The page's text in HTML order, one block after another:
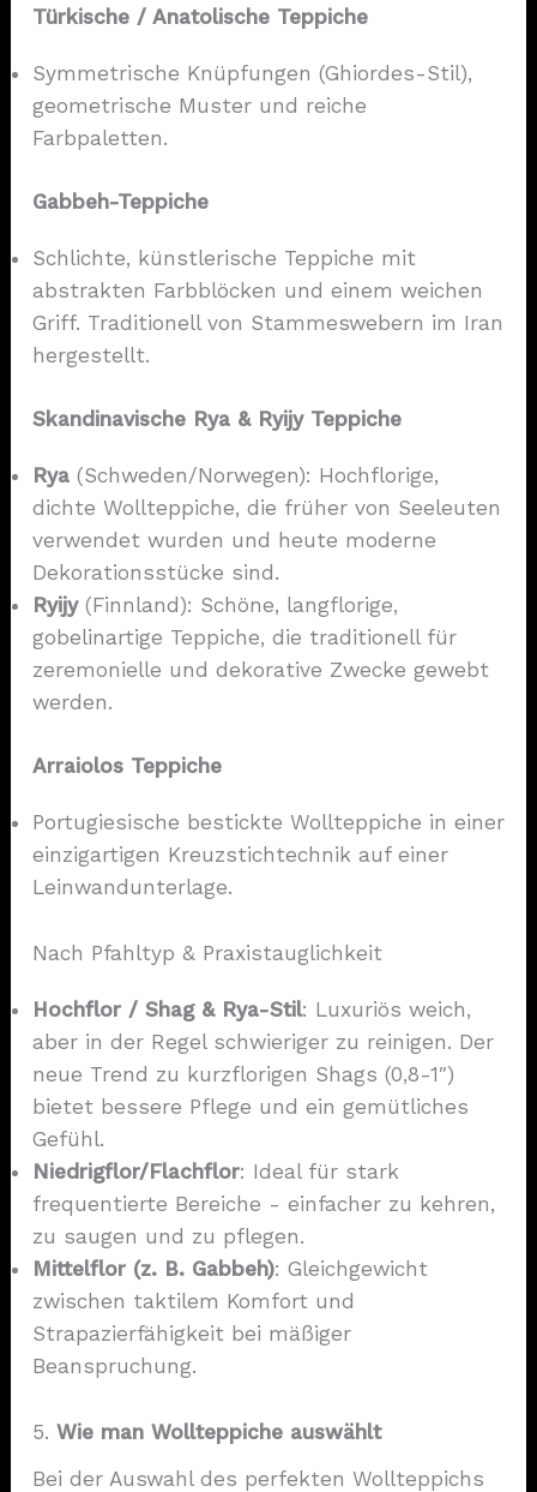
Türkische / Anatolische Teppiche
Symmetrische Knüpfungen (Ghiordes-Stil),
geometrische Muster und reiche
Farbpaletten.
Gabbeh-Teppiche
Schlichte, künstlerische Teppiche mit
abstrakten Farbblöcken und einem weichen
Griff. Traditionell von Stammeswebern im Iran
hergestellt.
Skandinavische Rya & Ryijy Teppiche
Rya(Schweden/Norwegen): Hochflorige,
dichte Wollteppiche, die früher von Seeleuten
verwendet wurden und heute moderne
Dekorationsstücke sind.
Ryijy(Finnland): Schöne, langflorige,
gobelinartige Teppiche, die traditionell für
zeremonielle und dekorative Zwecke gewebt
werden.
Arraiolos Teppiche
Portugiesische bestickte Wollteppiche in einer
einzigartigen Kreuzstichtechnik auf einer
Leinwandunterlage.
Nach Pfahltyp & Praxistauglichkeit
Hochflor / Shag & Rya-Stil: Luxuriös weich,
aber in der Regel schwieriger zu reinigen. Der
neue Trend zu kurzflorigen Shags (0,8-1″)
bietet bessere Pflege und ein gemütliches
Gefühl.
Niedrigflor/Flachflor: Ideal für stark
frequentierte Bereiche - einfacher zu kehren,
zu saugen und zu pflegen.
Mittelflor (z. B. Gabbeh): Gleichgewicht
zwischen taktilem Komfort und
Strapazierfähigkeit bei mäßiger
Beanspruchung.
5. Wie man Wollteppiche auswählt
Bei der Auswahl des perfekten Wollteppichs